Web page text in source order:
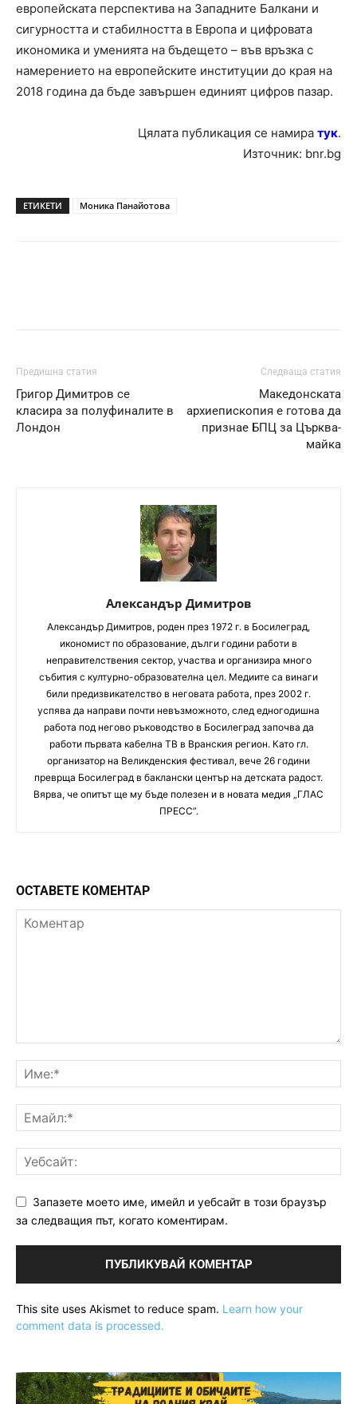
европейската перспектива на Западните Балкани и
сигурността и стабилността в Европа и цифровата
икономика и уменията на бъдещето – във връзка с
намерението на европейските институции до края на
2018 година да бъде завършен единият цифров пазар.
Цялата публикация се намира тук.
Източник: bnr.bg
ЕТИКЕТИ Моника Панайотова
Предишна статия
Григор Димитров се
класира за полуфиналите в
Лондон
Следваща статия
Македонската
архиепископия е готова да
признае БПЦ за Църква-
майка
Александър Димитров
Aлександър Димитров, роден през 1972 г. в Босилеград,
икономист по образование, дълги години работи в
неправителствения сектор, участва и организира много
събития с културно-образователна цел. Медиите са винаги
били предизвикателство в неговата работа, през 2002 г.
успява да направи почти невъзможното, след едногодишна
работа под негово ръководство в Босилеград започва да
работи първата кабелна ТВ в Вранския регион. Като гл.
организатор на Великденския фестивал, вече 26 години
преврща Босилеград в баклански център на детската радост.
Вярва, че опитът ще му бъде полезен и в новата медия „ГЛАС
ПРЕСС”.
ОСТАВЕТЕ КОМЕНТАР
Запазете моето име, имейл и уебсайт в този браузър
за следващия път, когато коментирам.
This site uses Akismet to reduce spam. Learn how your
comment data is processed.